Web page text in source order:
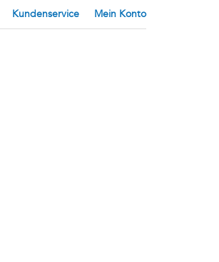
Kundenservice Mein Konto